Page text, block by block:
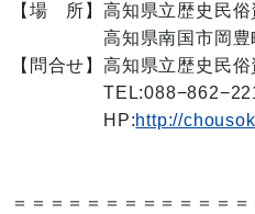
【場 所】高知県立歴史民俗
高知県南国市岡豊町
【問合せ】高知県立歴史民
HP:http://
＝＝＝＝＝＝＝＝＝＝＝＝